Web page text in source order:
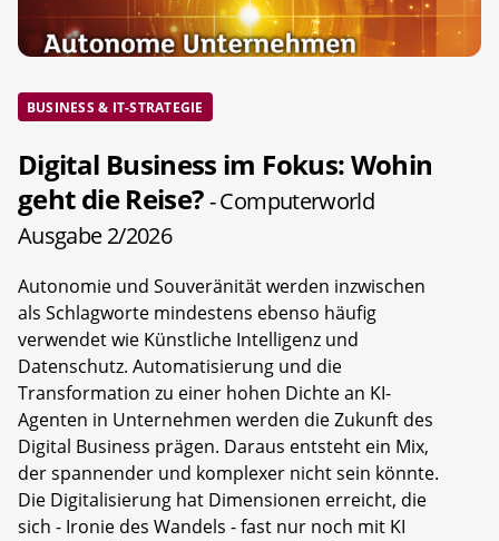
BUSINESS & IT-STRATEGIE
Digital Business im Fokus: Wohin
geht die Reise?- Computerworld
Ausgabe 2/2026
Autonomie und Souveränität werden inzwischen
als Schlagworte mindestens ebenso häufig
verwendet wie Künstliche Intelligenz und
Datenschutz. Automatisierung und die
Transformation zu einer hohen Dichte an KI-
Agenten in Unternehmen werden die Zukunft des
Digital Business prägen. Daraus entsteht ein Mix,
der spannender und komplexer nicht sein könnte.
Die Digitalisierung hat Dimensionen erreicht, die
sich - Ironie des Wandels - fast nur noch mit KI